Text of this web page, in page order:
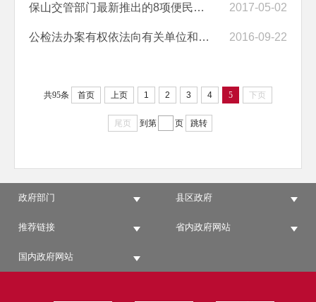
保山交管部门最新推出的8项便民举措『解读』 2017-05-02
公检法办案有权依法向有关单位和个人调取电子数据 2016-09-22
共95条 首页 上页 1 2 3 4 5 下页
尾页 到第 页 跳转
政府部门 县区政府
推荐链接 省内政府网站
国内政府网站